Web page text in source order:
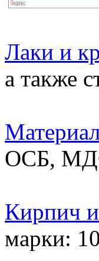
Лаки и
а также
ОСБ,
Кирпич
марки: